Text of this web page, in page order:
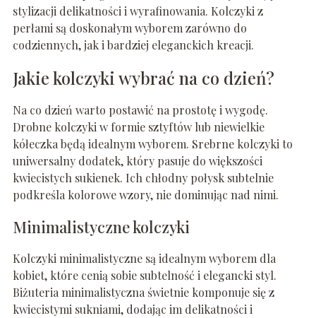
stylizacji delikatności i wyrafinowania. Kolczyki z
perłami są doskonałym wyborem zarówno do
codziennych, jak i bardziej eleganckich kreacji.
Jakie kolczyki wybrać na co dzień?
Na co dzień warto postawić na prostotę i wygodę.
Drobne kolczyki w formie sztyftów lub niewielkie
kółeczka będą idealnym wyborem. Srebrne kolczyki to
uniwersalny dodatek, który pasuje do większości
kwiecistych sukienek. Ich chłodny połysk subtelnie
podkreśla kolorowe wzory, nie dominując nad nimi.
Minimalistyczne kolczyki
Kolczyki minimalistyczne są idealnym wyborem dla
kobiet, które cenią sobie subtelność i elegancki styl.
Biżuteria minimalistyczna świetnie komponuje się z
kwiecistymi sukniami, dodając im delikatności i